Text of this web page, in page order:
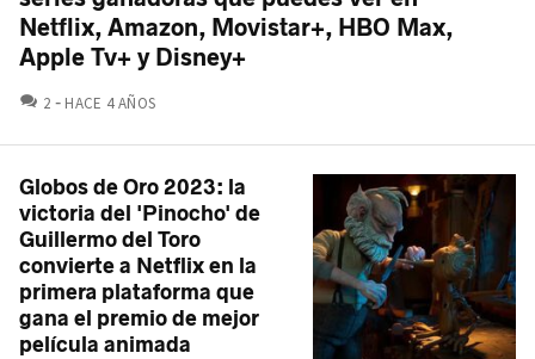
Netflix, Amazon, Movistar+, HBO Max,
Apple Tv+ y Disney+
2 COMENTARIOS
HACE 4 AÑOS
Globos de Oro 2023: la
victoria del 'Pinocho' de
Guillermo del Toro
convierte a Netflix en la
primera plataforma que
gana el premio de mejor
película animada